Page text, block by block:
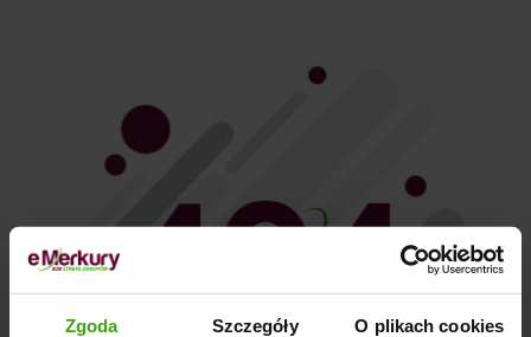
Zgoda Szczegóły O plikach cookies